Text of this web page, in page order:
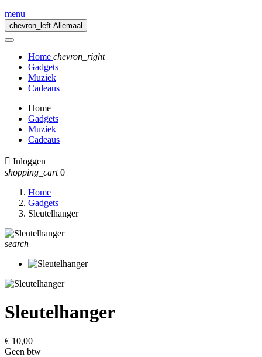
menu
chevron_left Allemaal
Home chevron_right
Gadgets
Muziek
Cadeaus
Home
Gadgets
Muziek
Cadeaus
 Inloggen
shopping_cart 0
Home
Gadgets
Sleutelhanger
search
Sleutelhanger
€ 10,00
Geen btw